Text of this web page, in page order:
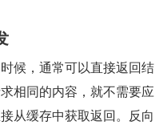
候，通常可以直接返回结
相同的内容，就不需要应
从缓存中获取返回。反向